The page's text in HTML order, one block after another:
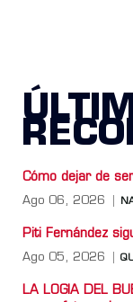
Cómo dejar de
Ago 06, 2026
Piti Fernández
Ago 05, 2026
LA LOGIA DEL